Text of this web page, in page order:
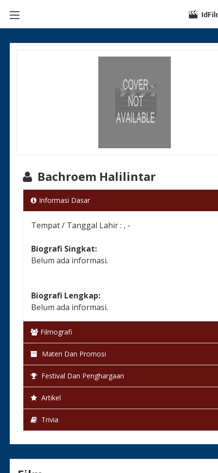
Bachroem Halilintar
Informasi Dasar
Tempat / Tanggal Lahir : , -
Biografi Singkat:
Belum ada informasi.
Biografi Lengkap:
Belum ada informasi.
Filmografi
Materi Dan Promosi
Festival Dan Penghargaan
Artikel
Trivia